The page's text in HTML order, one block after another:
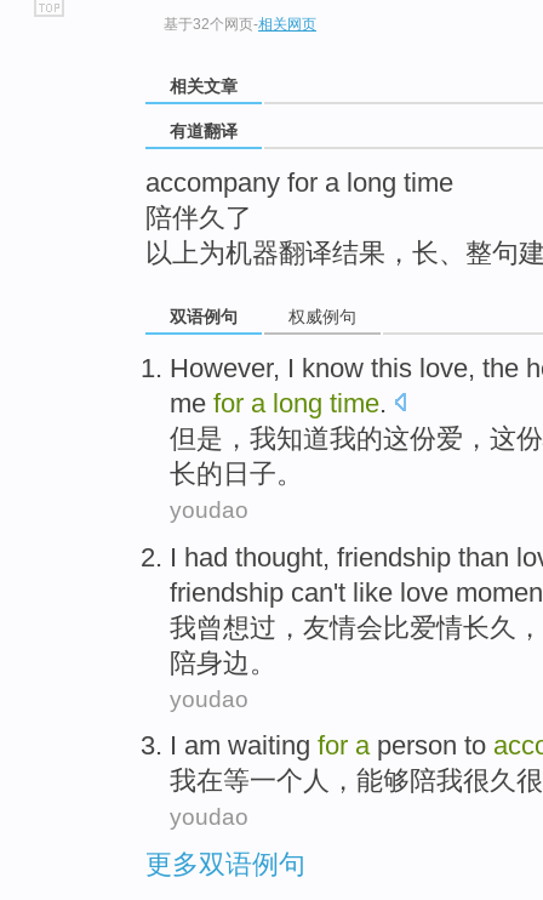
基于32个网页-相关网页
相关文章
有道翻译
accompany for a long time
陪伴久了
以上为机器翻译结果，长、整句
双语例句 权威例句
However, I know this love, the
me for a long time.
但是 ， 我知道我的这份爱 ，这份
长的日子。
youdao
I had thought, friendship than
friendship can't like love
我曾想过 ， 友情会比爱情长久 ，
陪身边 。
youdao
I am waiting for a person to
我在等一个人 ， 能够 陪我很久
youdao
更多双语例句